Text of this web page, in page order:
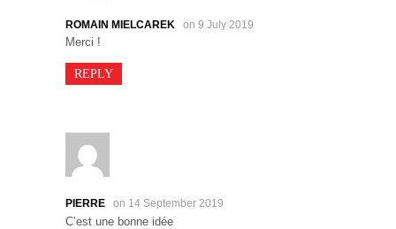
ROMAIN MIELCAREK on 9 July 2019
Merci !
REPLY
PIERRE on 14 September 2019
C’est une bonne idée